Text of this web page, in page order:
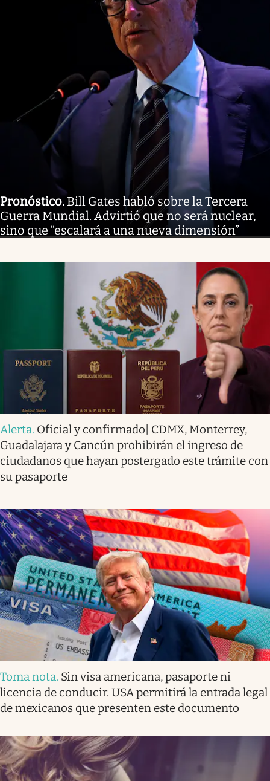
Pronóstico. Bill Gates habló sobre la Tercera
Guerra Mundial. Advirtió que no será nuclear,
sino que “escalará a una nueva dimensión”
Alerta. Oficial y confirmado| CDMX, Monterrey,
Guadalajara y Cancún prohibirán el ingreso de
ciudadanos que hayan postergado este trámite con
su pasaporte
Toma nota. Sin visa americana, pasaporte ni
licencia de conducir. USA permitirá la entrada legal
de mexicanos que presenten este documento